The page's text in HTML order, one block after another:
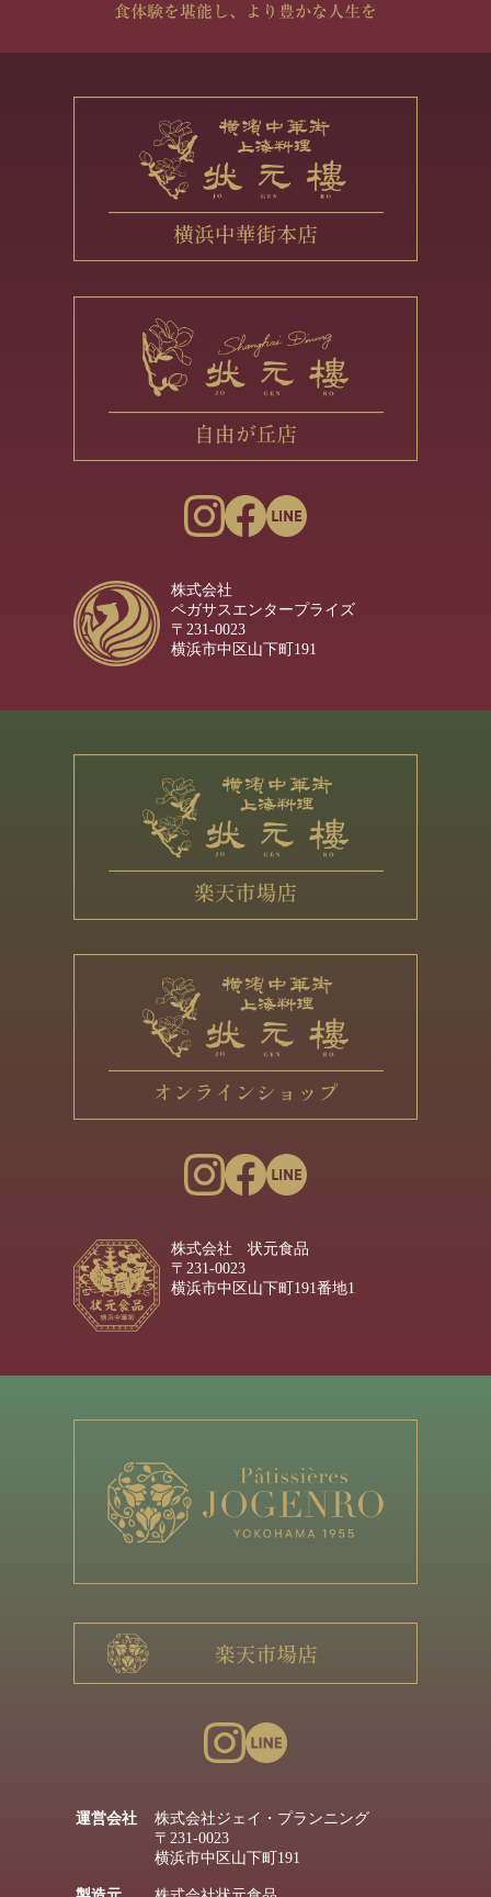
株式会社
ペガサスエンタープライズ
〒231-0023
横浜市中区山下町191
株式会社 状元食品
〒231-0023
横浜市中区山下町191番地1
運営会社
株式会社ジェイ・プランニング
〒231-0023
横浜市中区山下町191